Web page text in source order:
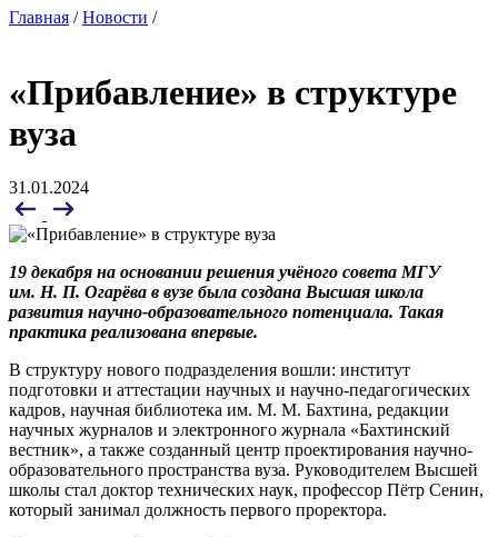
Главная /Новости /
«Прибавление» в структуре
вуза
31.01.2024
19 декабря на основании решения учёного совета МГУ
им. Н. П. Огарёва в вузе была создана Высшая школа
развития научно-образовательного потенциала. Такая
практика реализована впервые.
В структуру нового подразделения вошли: институт
подготовки и аттестации научных и научно-педагогических
кадров, научная библиотека им. М. М. Бахтина, редакции
научных журналов и электронного журнала «Бахтинский
вестник», а также созданный центр проектирования научно-
образовательного пространства вуза. Руководителем Высшей
школы стал доктор технических наук, профессор Пётр Сенин,
который занимал должность первого проректора.